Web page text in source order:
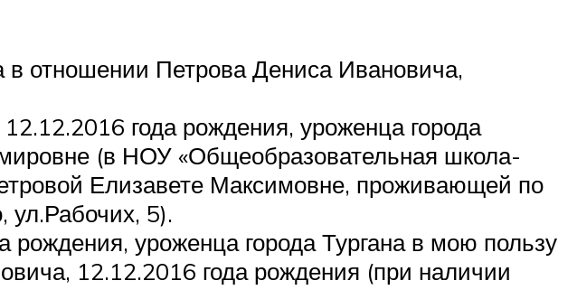
отношении Петрова Дениса Ивановича,
года рождения, уроженца города
(в НОУ «Общеобразовательная школа-
Елизавете Максимовне, проживающей по
ул.Рабочих, 5).
уроженца города Тургана в мою пользу
12.12.2016 года рождения (при наличии